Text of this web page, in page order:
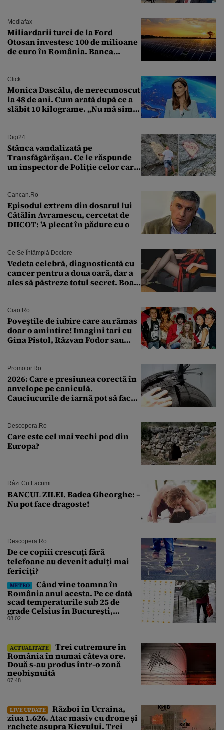
Mediafax
Miliardarii turci de la Ford
Otosan investesc 100 de milioane
de euro în România. Banca
Click
Monica Dascălu, de nerecunoscut
la 48 de ani. Cum arată după ce a
slăbit 10 kilograme. „Nu mă simt
Digi24
Stânca vandalizată pe
Transfăgărășan. Ce le răspunde
un inspector de Poliție celor care
Cancan.ro
Episodul extrem din dosarul lui
Cătălin Avramescu, cercetat de
DIICOT: 'A plecat în pădure cu o
Ce Se Întâmplă Doctore
Vedeta celebră, diagnosticată cu
cancer pentru a doua oară, dar a
ales să păstreze totul secret. Boala
Ciao.ro
Poveştile de iubire care au rămas
doar o amintire! Imagini tari cu
Gina Pistol, Răzvan Fodor sau
Promotor.ro
2026: Care e presiunea corectă în
anvelope pe caniculă.
Cauciucurile de iarnă pot să facă
Descopera.ro
Care este cel mai vechi pod din
Europa?
Râzi Cu Lacrimi
BANCUL ZILEI. Badea Gheorghe: –
Nu pot face dragoste!
Descopera.ro
De ce copiii crescuți fără
telefoane au devenit adulți mai
fericiți?
METEO
Când vine toamna în
România anul acesta. Pe ce dată
scad temperaturile sub 25 de
grade Celsius în București,
potrivit meteorologilor
08:02
ACTUALITATE
Trei cutremure în
România în numai câteva ore.
Două s-au produs într-o zonă
neobișnuită
07:48
LIVE UPDATE
Război în Ucraina,
ziua 1.626. Atac masiv cu drone și
rachete asupra Kievului. Trei